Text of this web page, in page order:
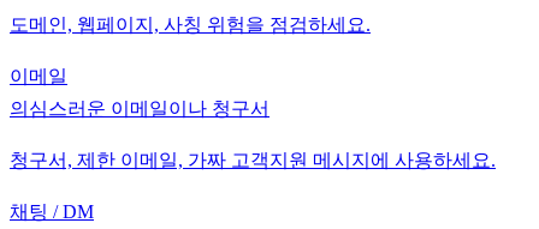
도메인, 웹페이지, 사칭 위험을 점검하세요.
이메일
의심스러운 이메일이나 청구서
청구서, 제한 이메일, 가짜 고객지원 메시지에 사용하세요.
채팅 / DM